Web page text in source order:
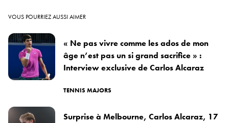
VOUS POURRIEZ AUSSI AIMER
« Ne pas vivre comme les ados de mon
âge n’est pas un si grand sacrifice » :
Interview exclusive de Carlos Alcaraz
TENNIS MAJORS
Surprise à Melbourne, Carlos Alcaraz, 17